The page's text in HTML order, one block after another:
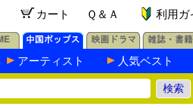
カート Ｑ＆Ａ 利用ガ
アーティスト 人気ベスト